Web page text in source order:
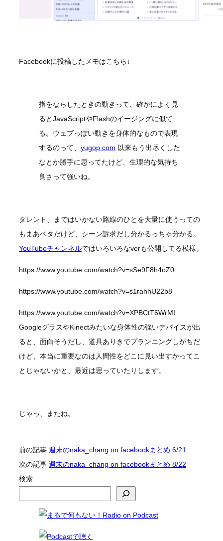
Facebookに投稿したメモはこちら↓
指をならしたときの動きって、確かによく見
るとJavaScriptやFlashのイージングに似て
る。ウェブっぽい動きを身体的なもので表現
するのって、 yugop.com 以来もう出尽くした
なとか勝手に思ってたけど、生理的な気持ち
良さって強いね。
タレント、まではいかない路線のひとを大量に使うっての
もまあベタだけど、シーン訴求だし分かるっちゃ分かる。
YouTubeチャンネルではいろいろなverも公開してる模様。
https://www.youtube.com/watch?v=sSe9F8h4oZ0
https://www.youtube.com/watch?v=s1rahhU22b8
https://www.youtube.com/watch?v=XPBCtT6WrMI
GoogleグラスやKinectみたいな身体性の強いデバイスが出
ると、面白そうだし、道具ありきでプランニングしがちだ
けど、本当に重要なのは人間性をどこに見い出すかってこ
とじゃないかと、最近は思っていたりします。
じゃっ、またね。
前の記事 週末のnaka_chang on facebookまとめ 6/21
次の記事 週末のnaka_chang on facebookまとめ 8/22
検索